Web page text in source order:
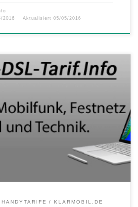
2016 Aktualisiert 05/05/2016
Euro monatlich mit 300MB, 500MB oder
Flat 300 gibt es für nur 2,95 Euro. Die
für nur 4,95 Euro. […]
HANDYTARIFE KLARMOBIL.DE